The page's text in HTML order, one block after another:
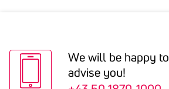
We will be happy to
advise you!